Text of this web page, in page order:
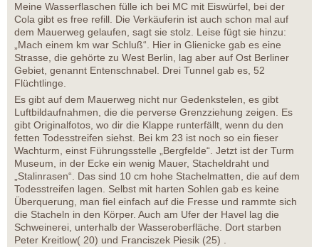
Meine Wasserflaschen fülle ich bei MC mit Eiswürfel, bei der
Cola gibt es free refill. Die Verkäuferin ist auch schon mal auf
dem Mauerweg gelaufen, sagt sie stolz. Leise fügt sie hinzu:
„Mach einem km war Schluß“. Hier in Glienicke gab es eine
Strasse, die gehörte zu West Berlin, lag aber auf Ost Berliner
Gebiet, genannt Entenschnabel. Drei Tunnel gab es, 52
Flüchtlinge.
Es gibt auf dem Mauerweg nicht nur Gedenkstelen, es gibt
Luftbildaufnahmen, die die perverse Grenzziehung zeigen. Es
gibt Originalfotos, wo dir die Klappe runterfällt, wenn du den
fetten Todesstreifen siehst. Bei km 23 ist noch so ein fieser
Wachturm, einst Führungsstelle „Bergfelde“. Jetzt ist der Turm
Museum, in der Ecke ein wenig Mauer, Stacheldraht und
„Stalinrasen“. Das sind 10 cm hohe Stachelmatten, die auf dem
Todesstreifen lagen. Selbst mit harten Sohlen gab es keine
Überquerung, man fiel einfach auf die Fresse und rammte sich
die Stacheln in den Körper. Auch am Ufer der Havel lag die
Schweinerei, unterhalb der Wasseroberfläche. Dort starben
Peter Kreitlow( 20) und Franciszek Piesik (25) .